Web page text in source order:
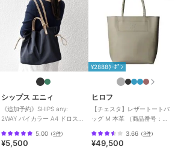
ヴェネツィア（４９７）
０２（Ｂ５）
外側：牛革（型押し） 内側：コッ
商品のお取り扱い方法
本革 / 無地/ビジネス
カジュ
アル/ 軽量 700ｇ以下
旅行・出
トートバッグ
シップス エニィ
《追加予約》SHIPS any:
2WAY バイカラー A4 ドロスト
5.00 （2件）
¥5,500
¥2888ｸｰﾎﾟﾝ
ヒロフ
【チェスタ】レザートートバ
ッグ M 本革 （商品番号：
3.66（3件）
¥49,500